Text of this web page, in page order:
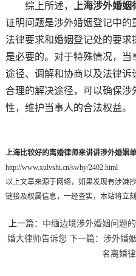
综上所述， 上海涉外婚姻
证明问题是涉外婚姻登记中
法律要求和婚姻登记处的要
是必要的。对于特殊情况，
途径、调解和协商以及法律
合理的解决途径，可以确保
性，维护当事人的合法权益。
上海比较好的离婚律师来讲讲涉外婚姻
http://www.xulvshi.cn/swhy/2402.html
以上文章来源于网络，如果发现有涉嫌
链接及权属信息，一经查实，本站将立
上一篇： 中缅边境涉外婚姻问题
婚大律师告诉您 下一篇： 涉外婚
名离婚